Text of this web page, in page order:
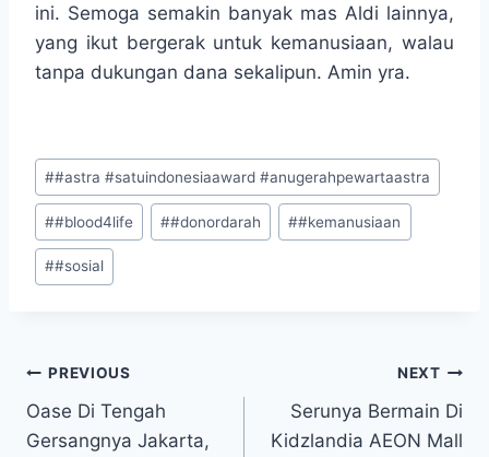
ini. Semoga semakin banyak mas Aldi lainnya,
yang ikut bergerak untuk kemanusiaan, walau
tanpa dukungan dana sekalipun. Amin yra.
Post
Tags:
##astra #satuindonesiaaward #anugerahpewartaastra
##blood4life ##donordarah ##kemanusiaan
##sosial
Navigasi
pos
PREVIOUS
Oase Di Tengah
Gersangnya Jakarta,
NEXT
Serunya Bermain Di
Kidzlandia AEON Mall